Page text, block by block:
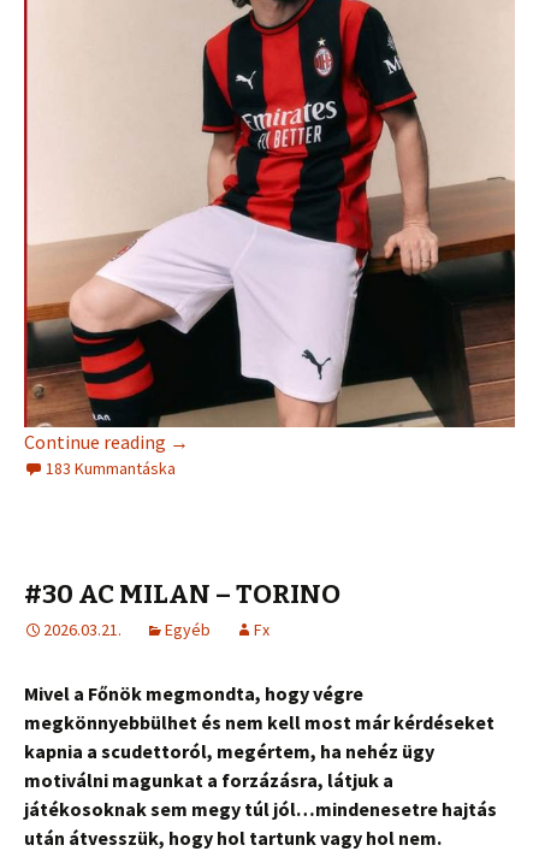
Continue reading →
183 Kummantáska
#30 AC MILAN – TORINO
2026.03.21. Egyéb Fx
Mivel a Főnök megmondta, hogy végre
megkönnyebbülhet és nem kell most már kérdéseket
kapnia a scudettoról, megértem, ha nehéz ügy
motiválni magunkat a forzázásra, látjuk a
játékosoknak sem megy túl jól…mindenesetre hajtás
után átvesszük, hogy hol tartunk vagy hol nem.